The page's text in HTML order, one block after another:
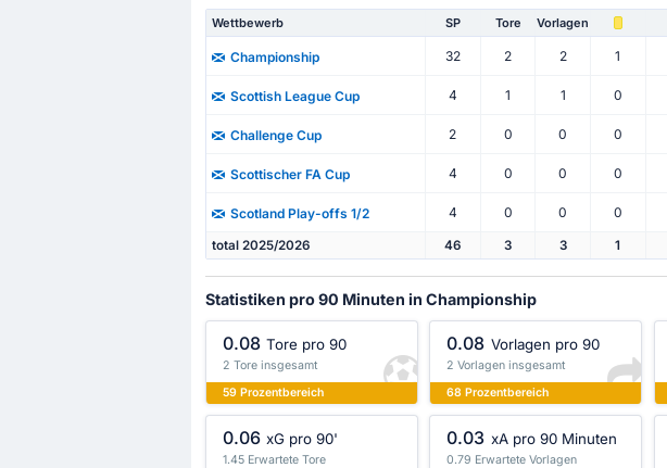
Wettbewerb SP Tore Vorlagen
Championship 32 2 2 1
Scottish League Cup 4 1 1 0
Challenge Cup 2 0 0 0
Scottischer FA Cup 4 0 0 0
Scotland Play-offs 1/2 4 0 0 0
total 2025/2026 46 3 3 1
Statistiken pro 90 Minuten in Championship
0.08 Tore pro 90
2 Tore insgesamt
59 Prozentbereich
0.08 Vorlagen pro 90
2 Vorlagen insgesamt
68 Prozentbereich
0.06 xG pro 90'
1.45 Erwartete Tore
0.03 xA pro 90 Minuten
0.79 Erwartete Vorlagen